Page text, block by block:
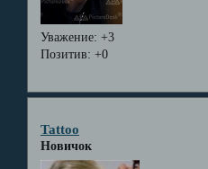
Уважение: +3
Позитив: +0
Tattoo
Новичок